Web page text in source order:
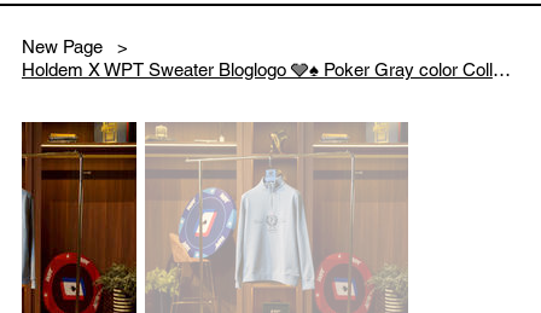
New Page
>
Holdem X WPT Sweater Bloglogo 🩶♠️ Poker Gray color Collection 2026